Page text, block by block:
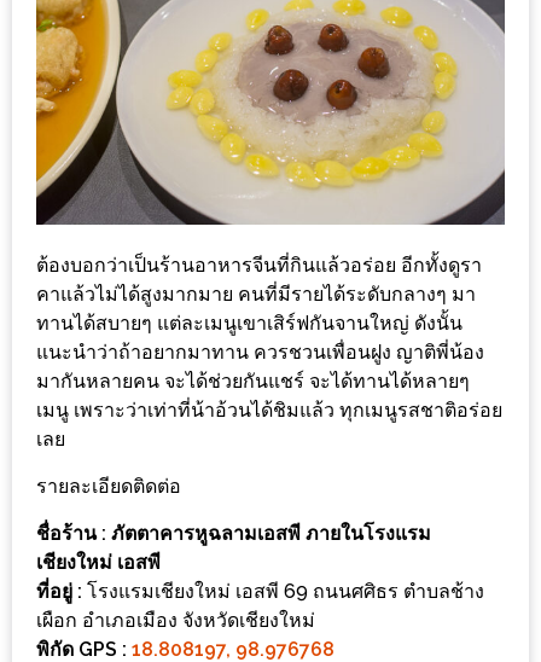
เบาะแส
ความ
อร่อย
ตาม
น้า
อ้วน
ชวน
อ้วน
ติดต่อ
น้า
อ้วน
ต้องบอกว่าเป็นร้านอาหารจีนที่กินแล้วอร่อย อีกทั้งดูรา
คาแล้วไม่ได้สูงมากมาย คนที่มีรายได้ระดับกลางๆ มา
ทานได้สบายๆ แต่ละเมนูเขาเสิร์ฟกันจานใหญ่ ดังนั้น
แนะนำว่าถ้าอยากมาทาน ควรชวนเพื่อนฝูง ญาติพี่น้อง
มากันหลายคน จะได้ช่วยกันแชร์ จะได้ทานได้หลายๆ
เมนู เพราะว่าเท่าที่น้าอ้วนได้ชิมแล้ว ทุกเมนูรสชาติอร่อย
เลย
รายละเอียดติดต่อ
ชื่อร้าน: ภัตตาคารหูฉลามเอสพี ภายในโรงแรม
เชียงใหม่ เอสพี
ที่อยู่ : โรงแรมเชียงใหม่ เอสพี 69 ถนนศศิธร ตำบลช้าง
เผือก อำเภอเมือง จังหวัดเชียงใหม่
พิกัด GPS : 18.808197, 98.976768